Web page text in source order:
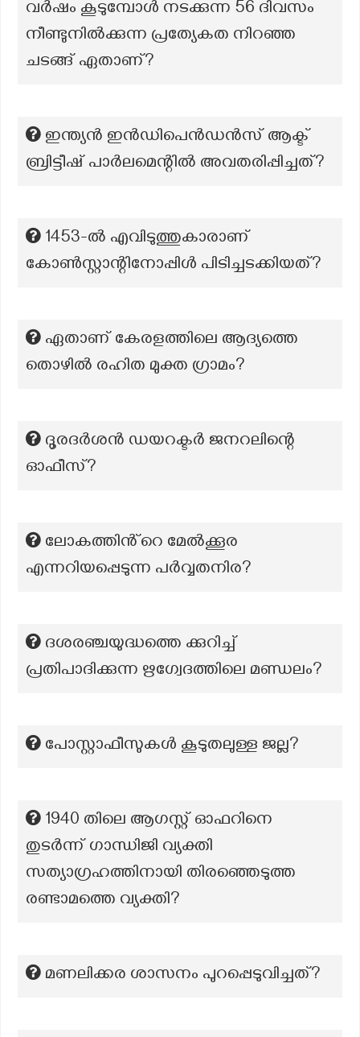
വർഷം കൂടുമ്പോൾ നടക്കുന്ന 56 ദിവസം
നീണ്ടുനിൽക്കുന്ന പ്രത്യേകത നിറഞ്ഞ
ചടങ്ങ് ഏതാണ്?
ഇന്ത്യൻ ഇൻഡിപെൻഡൻസ് ആക്ട്
ബ്രിട്ടീഷ് പാർലമെന്റിൽ അവതരിപ്പിച്ചത്?
1453-ൽ എവിടുത്തുകാരാണ്
കോൺസ്റ്റാന്റിനോപ്പിൾ പിടിച്ചടക്കിയത്?
ഏതാണ് കേരളത്തിലെ ആദ്യത്തെ
തൊഴിൽ രഹിത മുക്ത ഗ്രാമം?
ദൂരദർശൻ ഡയറക്ടർ ജനറലിന്റെ
ഓഫീസ്?
ലോകത്തിൻ്റെ മേൽക്കൂര
എന്നറിയപ്പെടുന്ന പർവ്വതനിര?
ദശരഞ്ചയുദ്ധത്തെ ക്കുറിച്ച്
പ്രതിപാദിക്കുന്ന ഋഗ്വേദത്തിലെ മണ്ഡലം?
പോസ്റ്റാഫീസുകൾ കൂടുതലുള്ള ജല്ല?
1940 തിലെ ആഗസ്റ്റ് ഓഫറിനെ
തുടർന്ന് ഗാന്ധിജി വ്യക്തി
സത്യാഗ്രഹത്തിനായി തിരഞ്ഞെടുത്ത
രണ്ടാമത്തെ വ്യക്തി?
മണലിക്കര ശാസനം പുറപ്പെടുവിച്ചത്?